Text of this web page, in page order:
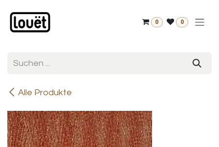
0 0
Alle Produkte